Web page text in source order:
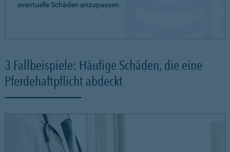
eventuelle Schäden anzupassen.
3 Fallbeispiele: Häufige Schäden, die eine
Pferdehaftpflicht abdeckt